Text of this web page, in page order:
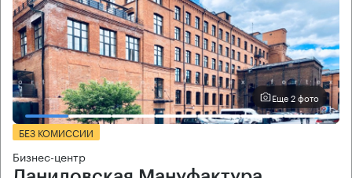
Еще 2 фото
БЕЗ КОМИССИИ
Бизнес-центр